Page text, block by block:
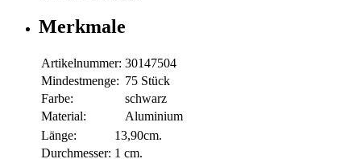
Merkmale
Artikelnummer: 30147504
Mindestmenge: 75 Stück
Farbe:
schwarz
Material:
Aluminium
Länge:
13,90cm.
Durchmesser: 1 cm.